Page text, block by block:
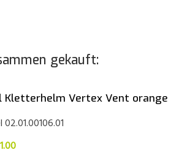
gekauft:
Kletterhelm Vertex Vent orange